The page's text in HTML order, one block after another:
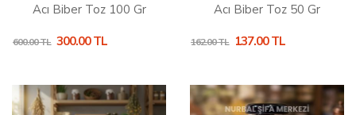
Acı Biber Toz 100 Gr
600.00 TL 300.00 TL
Acı Biber Toz 50 Gr
162.00 TL 137.00 TL